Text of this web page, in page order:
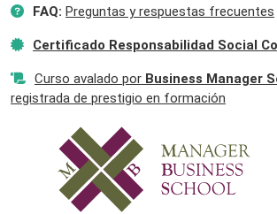
FAQ: Preguntas y respuestas frecuentes
Certificado Responsabilidad Social
Curso avalado por Business Manager
registrada de prestigio en formación